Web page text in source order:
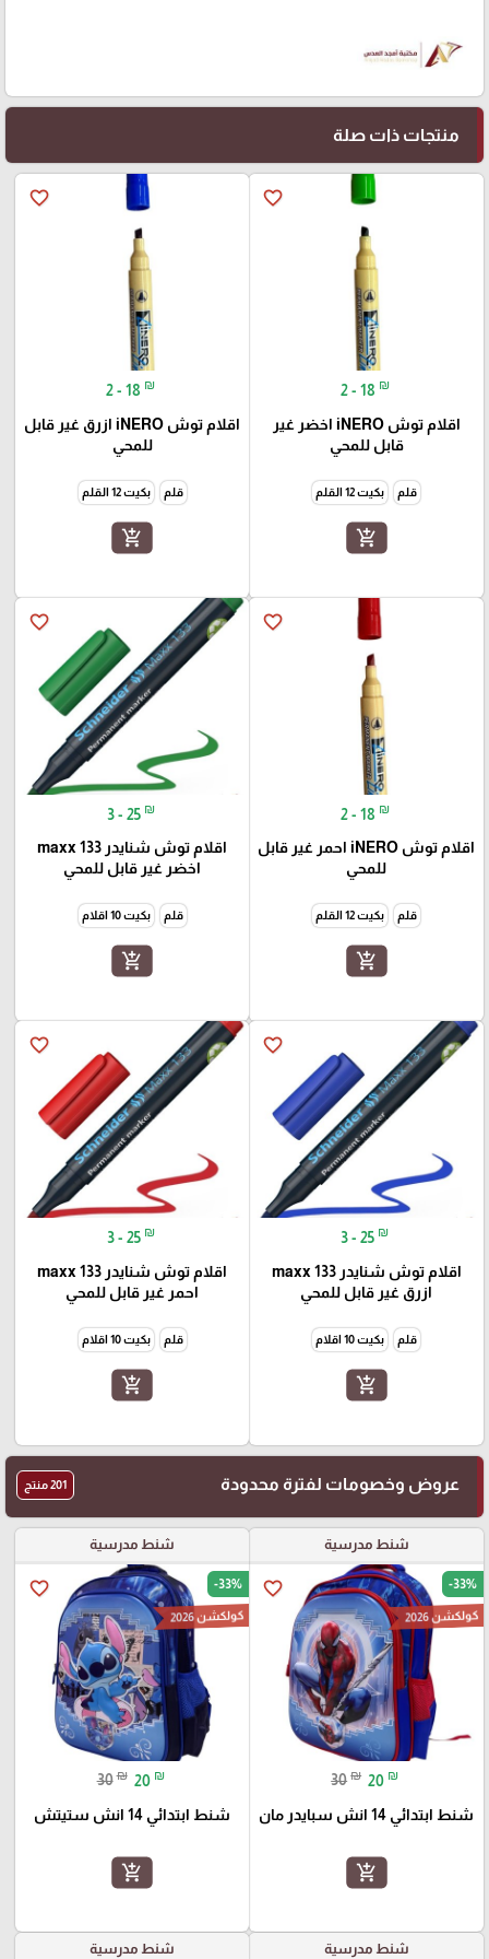
منتجات ذات صلة
favorite_border
2 - 18 ₪
اقلام توش iNERO اخضر غير
قابل للمحي
قلم بكيت 12 القلم
add_shopping_cart
favorite_border
2 - 18 ₪
اقلام توش iNERO ازرق غير قابل
للمحي
قلم بكيت 12 القلم
add_shopping_cart
favorite_border
2 - 18 ₪
اقلام توش iNERO احمر غير قابل
للمحي
قلم بكيت 12 القلم
add_shopping_cart
favorite_border
3 - 25 ₪
اقلام توش شنايدر maxx 133
اخضر غير قابل للمحي
قلم بكيت 10 اقلام
add_shopping_cart
favorite_border
3 - 25 ₪
اقلام توش شنايدر maxx 133
ازرق غير قابل للمحي
قلم بكيت 10 اقلام
add_shopping_cart
favorite_border
3 - 25 ₪
اقلام توش شنايدر maxx 133
احمر غير قابل للمحي
قلم بكيت 10 اقلام
add_shopping_cart
عروض وخصومات لفترة محدودة 201 منتج
شنط مدرسية
favorite_border -33%
كولكشن 2026
30 ₪ 20 ₪
شنط ابتدائي 14 انش سبايدر مان
add_shopping_cart
شنط مدرسية
favorite_border -33%
كولكشن 2026
30 ₪ 20 ₪
شنط ابتدائي 14 انش ستيتش
add_shopping_cart
شنط مدرسية شنط مدرسية